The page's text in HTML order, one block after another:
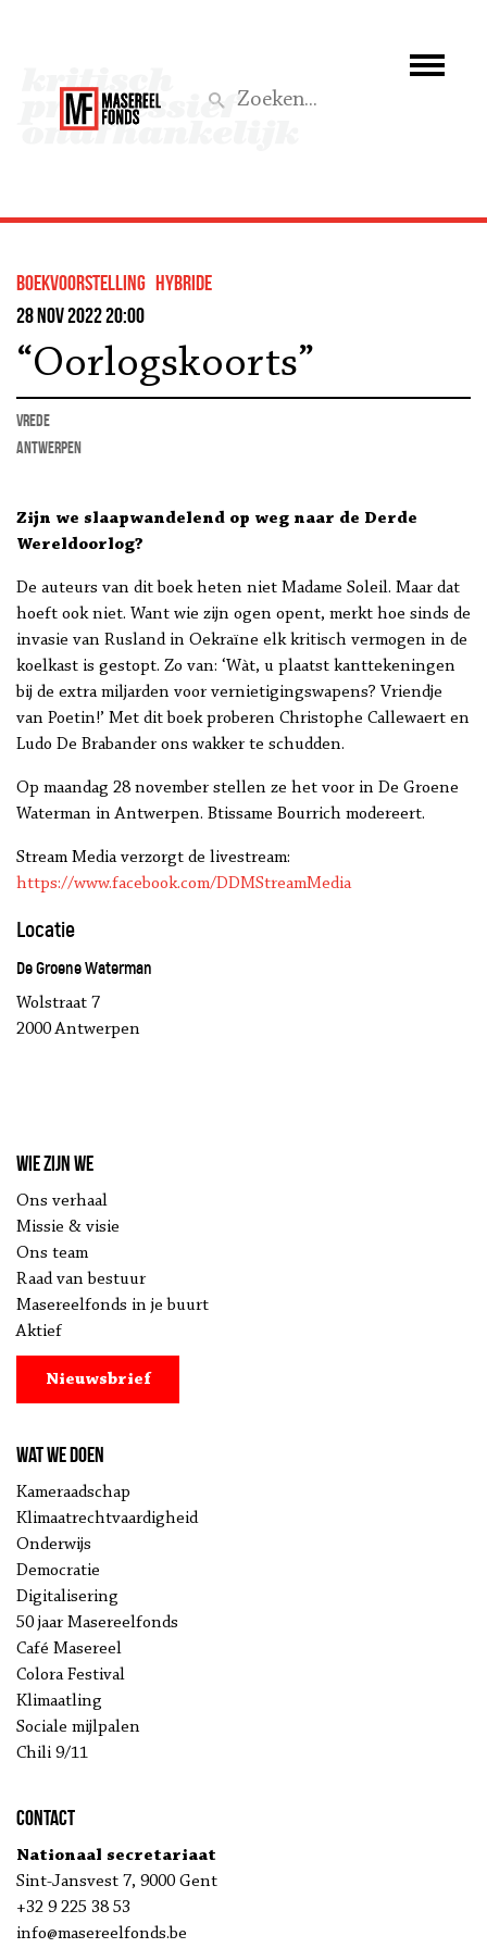
Wat we doen
Aktief
boekvoorstelling hybride
28 nov 2022 20:00
“Oorlogskoorts”
vrede
Antwerpen
Zijn we slaapwandelend op weg naar de Derde
Wereldoorlog?
De auteurs van dit boek heten niet Madame Soleil. Maar dat
hoeft ook niet. Want wie zijn ogen opent, merkt hoe sinds de
invasie van Rusland in Oekraïne elk kritisch vermogen in de
koelkast is gestopt. Zo van: ‘Wàt, u plaatst kanttekeningen
bij de extra miljarden voor vernietigingswapens? Vriendje
van Poetin!’ Met dit boek proberen Christophe Callewaert en
Ludo De Brabander ons wakker te schudden.
Op maandag 28 november stellen ze het voor in De Groene
Waterman in Antwerpen. Btissame Bourrich modereert.
Stream Media verzorgt de livestream:
https://www.facebook.com/DDMStreamMedia
Locatie
De Groene Waterman
Wolstraat 7
2000 Antwerpen
Wie zijn we
Ons verhaal
Missie & visie
Ons team
Raad van bestuur
Masereelfonds in je buurt
Aktief
Nieuwsbrief
Wat we doen
Kameraadschap
Klimaatrechtvaardigheid
Onderwijs
Democratie
Digitalisering
50 jaar Masereelfonds
Café Masereel
Colora Festival
Klimaatling
Sociale mijlpalen
Chili 9/11
Contact
Nationaal secretariaat
Sint-Jansvest 7, 9000 Gent
+32 9 225 38 53
info@masereelfonds.be